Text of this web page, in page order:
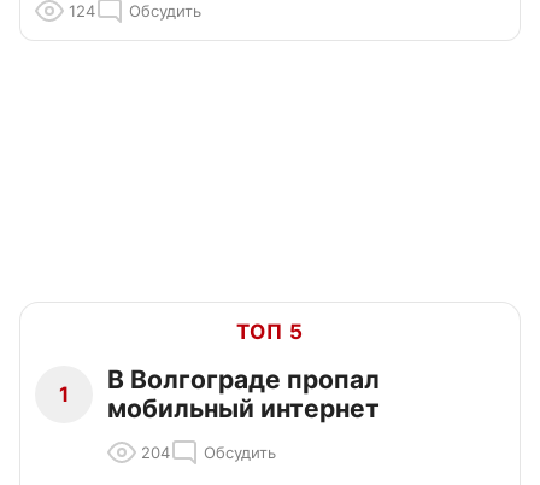
124 Обсудить
ТОП 5
1
В Волгограде пропал
мобильный интернет
204 Обсудить